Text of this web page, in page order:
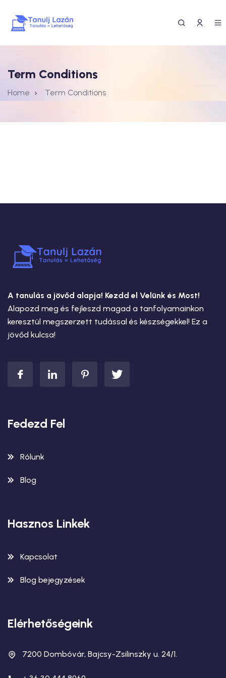
Term Conditions
Home Term Conditions
A tanulás a jövőd alapja! Kezdd el Velünk és Most!
Alapozd meg és fejleszd magad a tanfolyamainkon
keresztül megszerzett tudással és készségekkel! Ez a
jövőd kulcsa!
Fedezd Fel
Rólunk
Blog
Hasznos Linkek
Kapcsolat
Blog bejegyzések
Elérhetőségeink
7200 Dombóvár, Bajcsy-Zsilinszky u. 24/1.